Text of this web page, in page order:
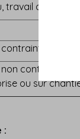
travail de nuit,
contraint de
non contraint de
ou sur
: